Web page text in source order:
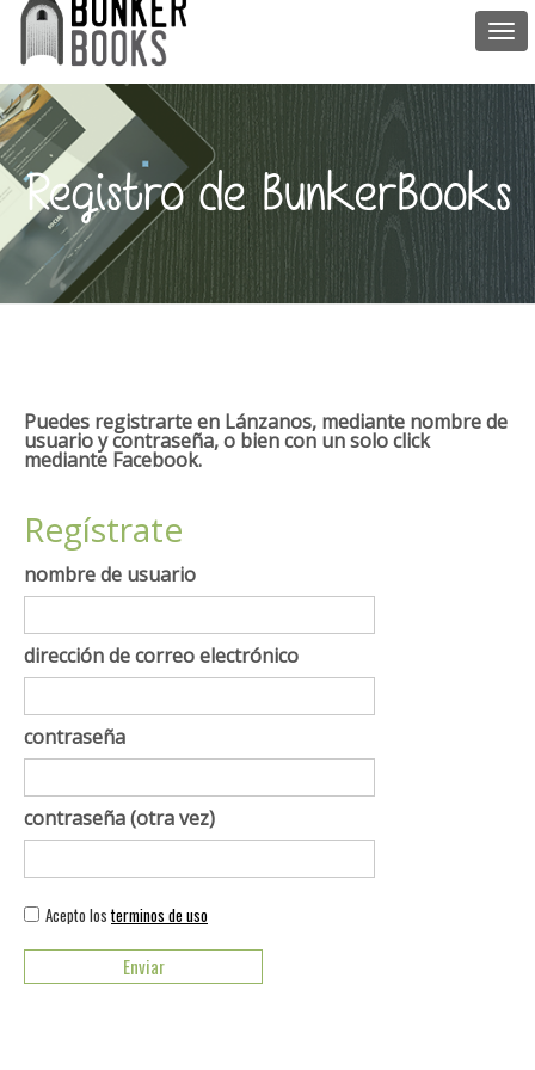
Registro de BunkerBooks
Puedes registrarte en Lánzanos, mediante nombre de
usuario y contraseña, o bien con un solo click
mediante Facebook.
Regístrate
nombre de usuario
dirección de correo electrónico
contraseña
contraseña (otra vez)
Acepto los terminos de uso